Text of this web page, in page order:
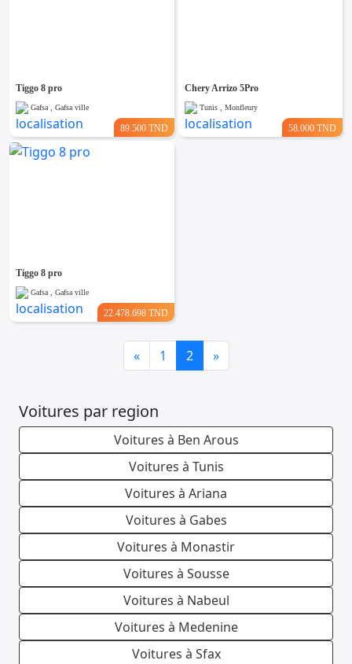
Tiggo 8 pro
Gafsa , Gafsa ville
89.500 TND
Chery Arrizo 5Pro
Tunis , Monfleury
58.000 TND
Tiggo 8 pro
Gafsa , Gafsa ville
22.478.698 TND
«Previous
1 2 »Next
Voitures par region
Voitures à Ben Arous
Voitures à Tunis
Voitures à Ariana
Voitures à Gabes
Voitures à Monastir
Voitures à Sousse
Voitures à Nabeul
Voitures à Medenine
Voitures à Sfax